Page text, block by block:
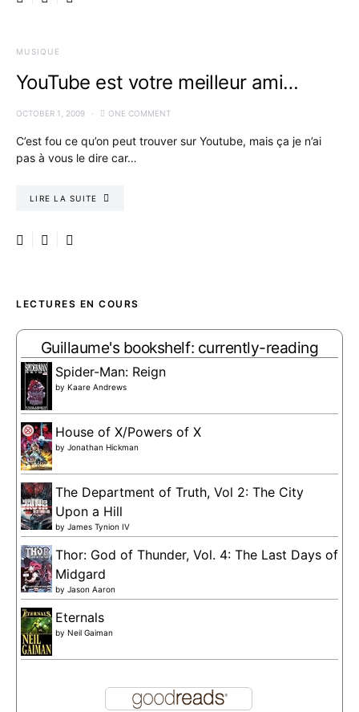
MUSIQUE
YouTube est votre meilleur ami…
OCTOBER 1, 2009 ONE COMMENT
C’est fou ce qu’on peut trouver sur Youtube, mais ça je n’ai
pas à vous le dire car…
LIRE LA SUITE
LECTURES EN COURS
Guillaume's bookshelf: currently-reading
Spider-Man: Reign
by Kaare Andrews
House of X/Powers of X
by Jonathan Hickman
The Department of Truth, Vol 2: The City
Upon a Hill
by James Tynion IV
Thor: God of Thunder, Vol. 4: The Last Days of
Midgard
by Jason Aaron
Eternals
by Neil Gaiman